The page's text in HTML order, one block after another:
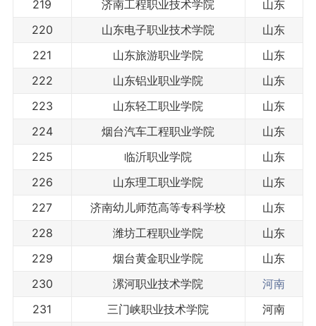
219
济南工程职业技术学院
山东
220
山东电子职业技术学院
山东
221
山东旅游职业学院
山东
222
山东铝业职业学院
山东
223
山东轻工职业学院
山东
224
烟台汽车工程职业学院
山东
225
临沂职业学院
山东
226
山东理工职业学院
山东
227
济南幼儿师范高等专科学校
山东
228
潍坊工程职业学院
山东
229
烟台黄金职业学院
山东
230
漯河职业技术学院
河南
231
三门峡职业技术学院
河南